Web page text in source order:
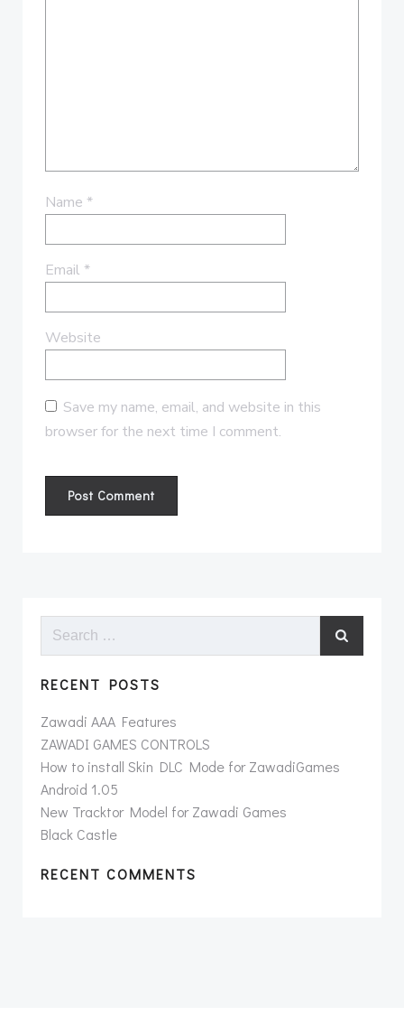
Name *
Email *
Website
Save my name, email, and website in this
browser for the next time I comment.
Search
RECENT POSTS
Zawadi AAA Features
ZAWADI GAMES CONTROLS
How to install Skin DLC Mode for ZawadiGames
Android 1.05
New Tracktor Model for Zawadi Games
Black Castle
RECENT COMMENTS